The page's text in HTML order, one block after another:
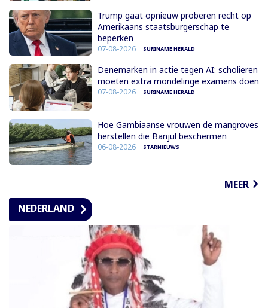
Trump gaat opnieuw proberen recht op
Amerikaans staatsburgerschap te
beperken
07-08-2026 SURINAME HERALD
Denemarken in actie tegen AI: scholieren
moeten extra mondelinge examens doen
07-08-2026 SURINAME HERALD
Hoe Gambiaanse vrouwen de mangroves
herstellen die Banjul beschermen
06-08-2026 STARNIEUWS
MEER
NEDERLAND